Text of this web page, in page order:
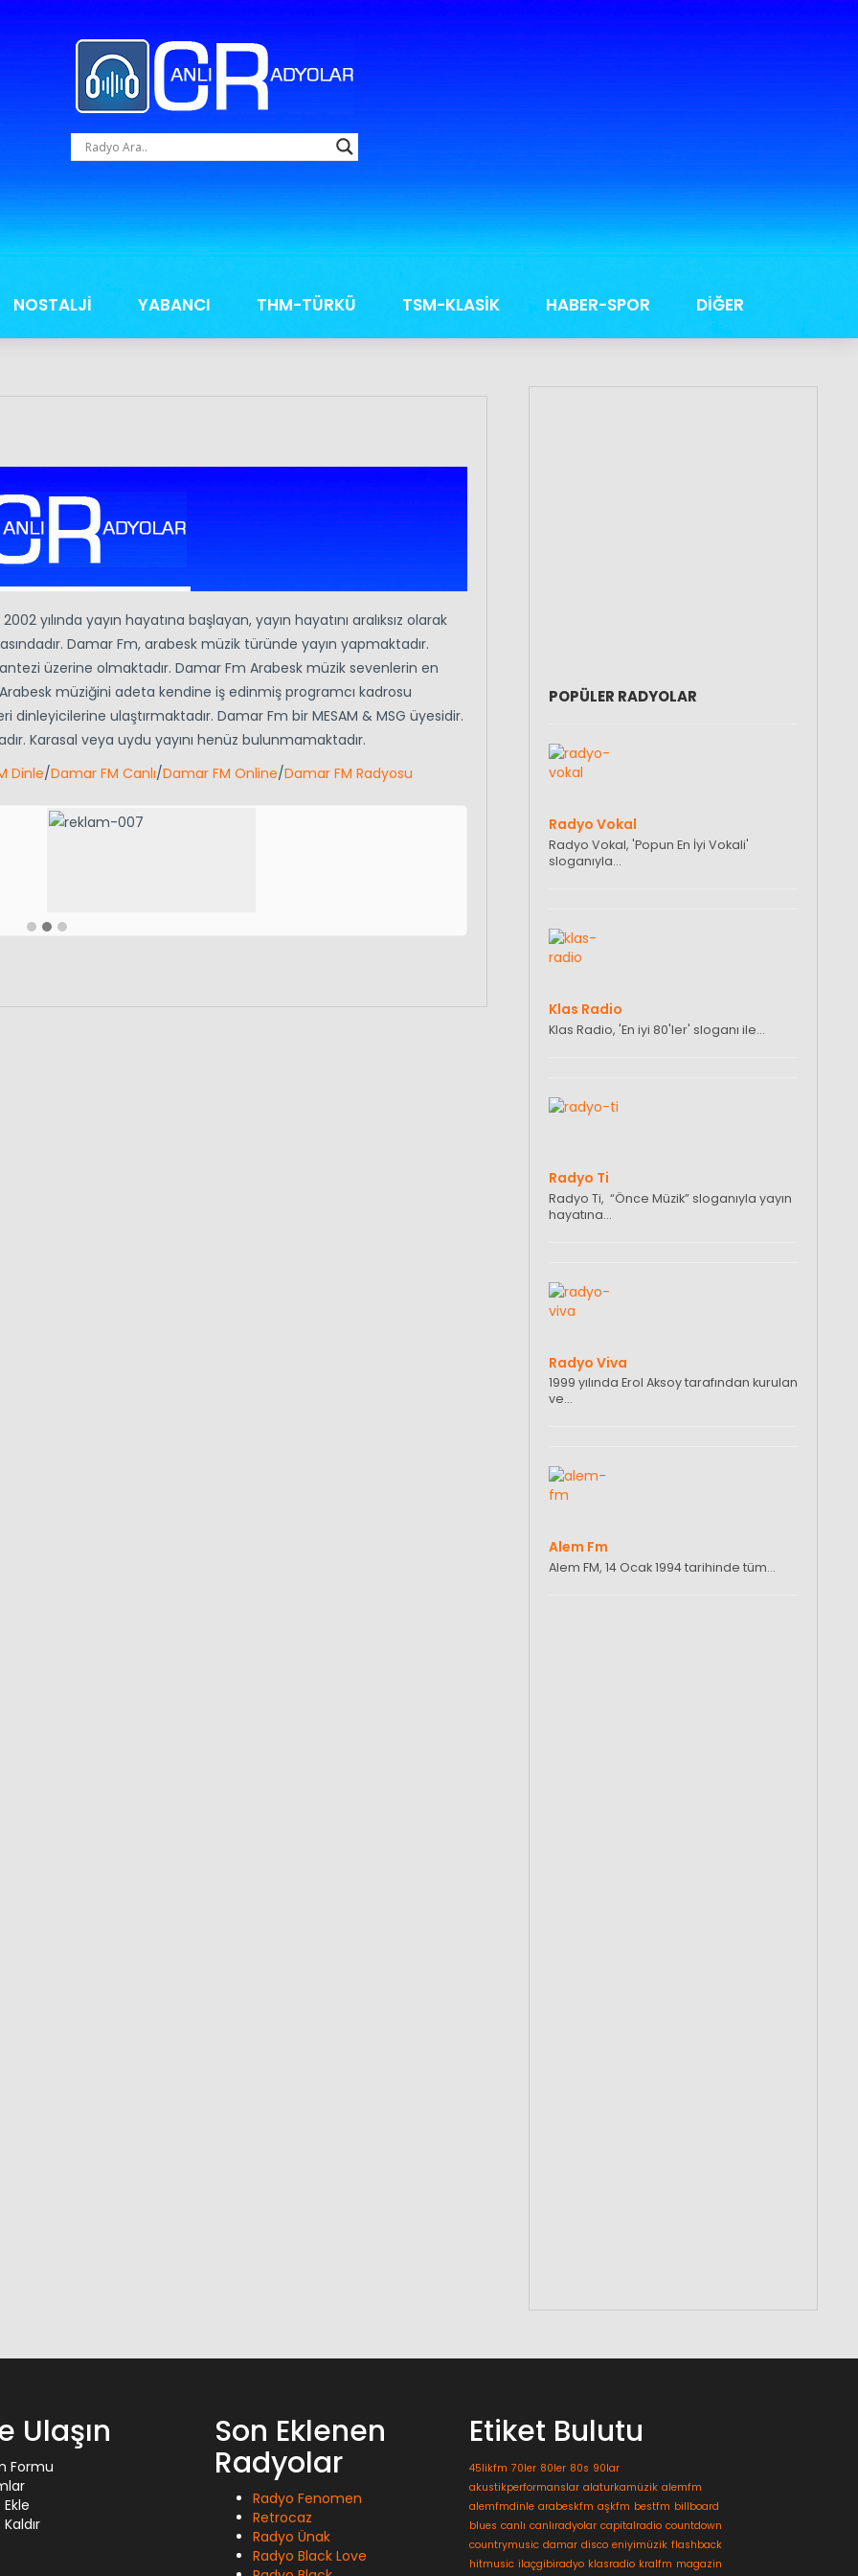
NOSTALJİ YABANCI THM-TÜRKÜ TSM-KLASİK HABER-SPOR DİĞER
yılında yayın hayatına başlayan, yayın hayatını aralıksız olarak
Damar Fm, arabesk müzik türünde yayın yapmaktadır.
üzerine olmaktadır. Damar Fm Arabesk müzik sevenlerin en
müziğini adeta kendine iş edinmiş programcı kadrosu
ulaştırmaktadır. Damar Fm bir MESAM & MSG üyesidir.
Karasal veya uydu yayını henüz bulunmamaktadır.
Dinle/Damar FM Canlı/Damar FM Online/Damar FM Radyosu
POPÜLER RADYOLAR
Radyo Vokal
Radyo Vokal, 'Popun En İyi Vokali'
sloganıyla…
Klas Radio
Klas Radio, 'En iyi 80'ler' sloganı ile…
Radyo Ti
Radyo Ti, “Önce Müzik” sloganıyla yayın
hayatına…
Radyo Viva
1999 yılında Erol Aksoy tarafından kurulan
ve…
Alem Fm
Alem FM, 14 Ocak 1994 tarihinde tüm…
Ulaşın
Formu
Son Eklenen
Radyolar
Radyo Fenomen
Retrocaz
Radyo Ünak
Radyo Black Love
Etiket Bulutu
45likfm 70ler 80ler 80s 90lar
akustikperformanslar alaturkamüzik alemfm
alemfmdinle arabeskfm aşkfm bestfm billboard
blues canlı canlıradyolar capitalradio countdown
countrymusic damar disco eniyimüzik flashback
hitmusic ilaçgibiradyo klasradio kralfm magazin